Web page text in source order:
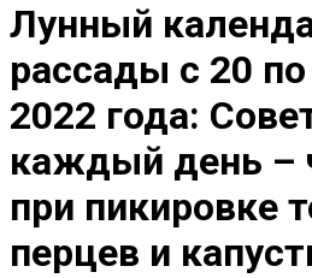
Лунный
рассады с 20
2022 года:
каждый день –
при пикировке
перцев и